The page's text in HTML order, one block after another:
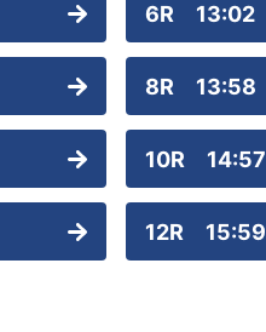
6R 13:02
8R 13:58
10R 14:57
12R 15:59